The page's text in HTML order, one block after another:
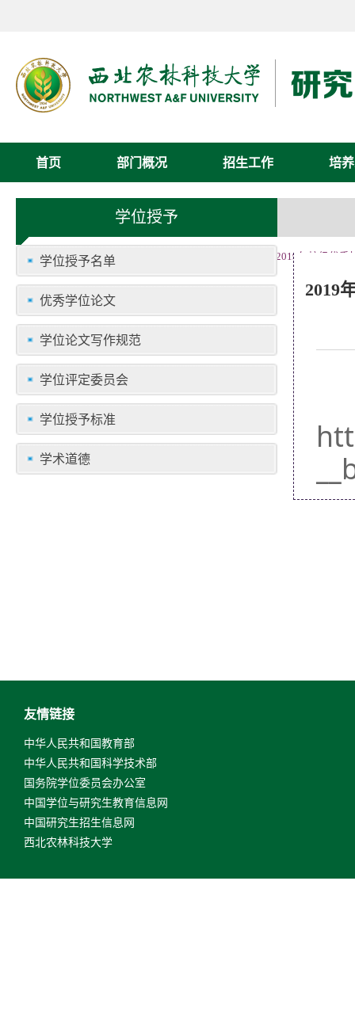
首页 部门概况 招生工作 培
学位授予
首页»学位工作 » 2019年校级优
学位授予名单
优秀学位论文
学位论文写作规范
学位评定委员会
学位授予标准
学术道德
2019
友情链接
中华人民共和国教育部
中华人民共和国科学技术部
国务院学位委员会办公室
中国学位与研究生教育信息网
中国研究生招生信息网
西北农林科技大学